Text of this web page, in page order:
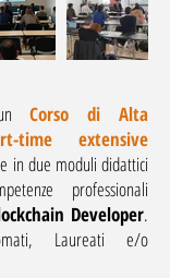
Corso di Alta
time extensive
in due moduli didattici
professionali
Developer.
Laureati e/o